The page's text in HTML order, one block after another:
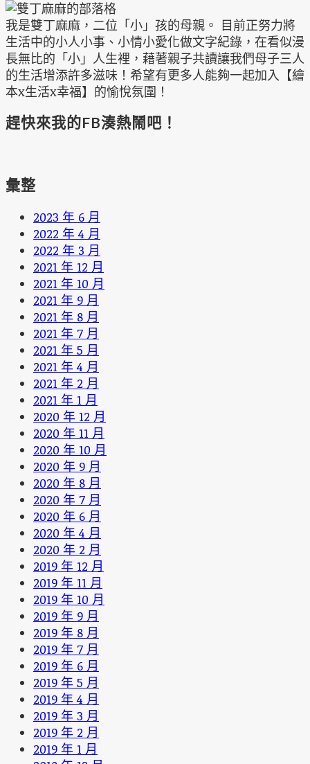
我是雙丁麻麻，二位「小」孩的母親。 目前正努力將
生活中的小人小事、小情小愛化做文字紀錄，在看似漫
長無比的「小」人生裡，藉著親子共讀讓我們母子三人
的生活增添許多滋味！希望有更多人能夠一起加入【繪
本x生活x幸福】的愉悅氛圍！
趕快來我的FB湊熱鬧吧！
彙整
2023 年 6 月
2022 年 4 月
2022 年 3 月
2021 年 12 月
2021 年 10 月
2021 年 9 月
2021 年 8 月
2021 年 7 月
2021 年 5 月
2021 年 4 月
2021 年 2 月
2021 年 1 月
2020 年 12 月
2020 年 11 月
2020 年 10 月
2020 年 9 月
2020 年 8 月
2020 年 7 月
2020 年 6 月
2020 年 4 月
2020 年 2 月
2019 年 12 月
2019 年 11 月
2019 年 10 月
2019 年 9 月
2019 年 8 月
2019 年 7 月
2019 年 6 月
2019 年 5 月
2019 年 4 月
2019 年 3 月
2019 年 2 月
2019 年 1 月